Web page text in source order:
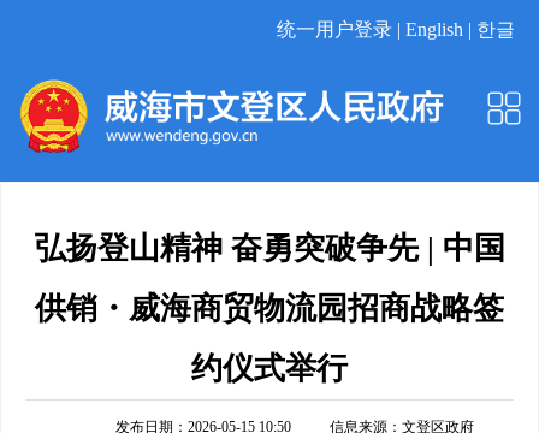
统一用户登录 | English | 한글
弘扬登山精神 奋勇突破争先 | 中国
供销・威海商贸物流园招商战略签
约仪式举行
发布日期：2026-05-15 10:50 信息来源： 文登区政府